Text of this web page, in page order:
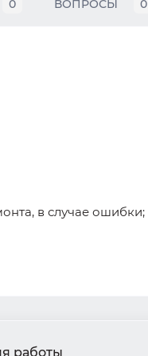
0 ВОПРОСЫ 0
в случае ошибки;
работы